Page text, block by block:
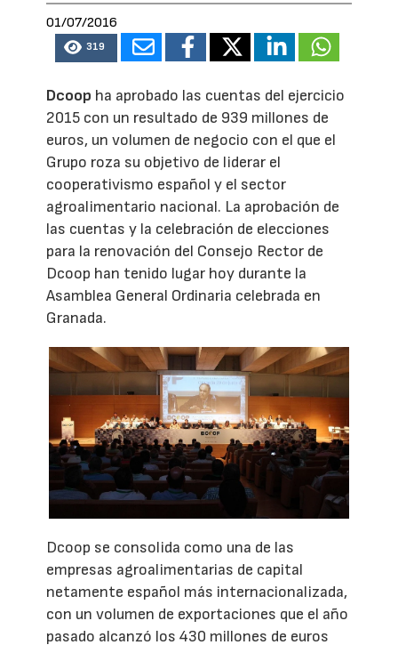
01/07/2016
319
Dcoop ha aprobado las cuentas del ejercicio
2015 con un resultado de 939 millones de
euros, un volumen de negocio con el que el
Grupo roza su objetivo de liderar el
cooperativismo español y el sector
agroalimentario nacional. La aprobación de
las cuentas y la celebración de elecciones
para la renovación del Consejo Rector de
Dcoop han tenido lugar hoy durante la
Asamblea General Ordinaria celebrada en
Granada.
Dcoop se consolida como una de las
empresas agroalimentarias de capital
netamente español más internacionalizada,
con un volumen de exportaciones que el año
pasado alcanzó los 430 millones de euros